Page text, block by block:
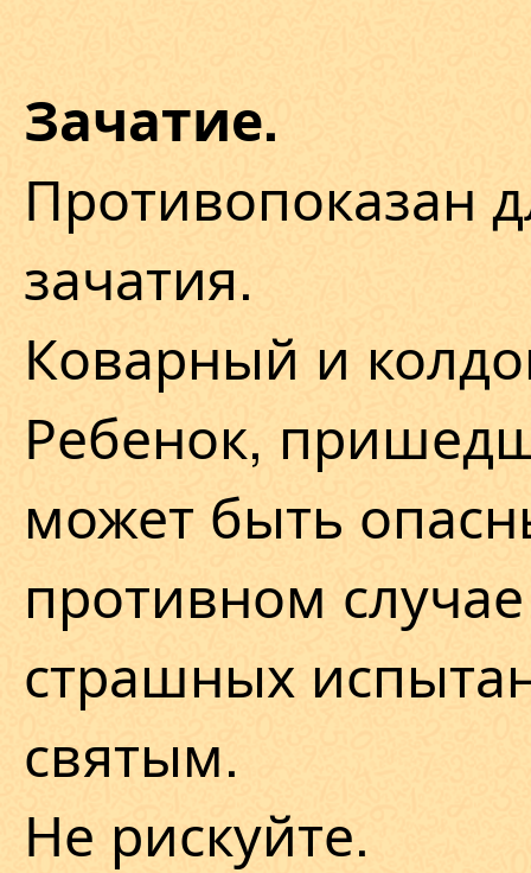
Зачатие.
Противопоказан
зачатия.
Коварный и
Ребенок,
может быть
противном
страшных
святым.
Не рискуйте.